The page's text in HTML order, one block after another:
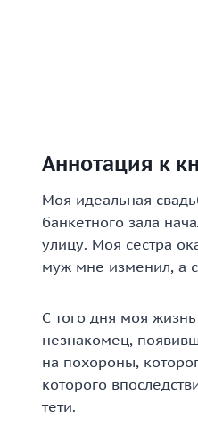
Аннотация к
Моя идеальная
банкетного зала
улицу. Моя сестра
муж мне изменил, а
С того дня моя
незнакомец,
на похороны,
которого
тети.